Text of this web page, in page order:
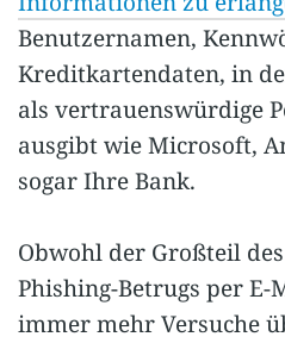
Benutzernamen,
Kreditkartendaten, in
als vertrauenswürdige
ausgibt wie Microsoft,
sogar Ihre Bank.
Obwohl der Großteil
Phishing-Betrugs per
immer mehr Versuche